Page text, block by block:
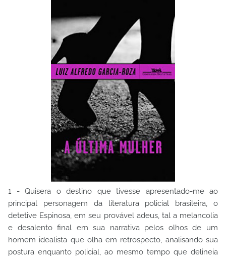
1 - Quisera o destino que tivesse apresentado-me ao
principal personagem da literatura policial brasileira, o
detetive Espinosa, em seu provável adeus, tal a melancolia
e desalento final em sua narrativa pelos olhos de um
homem idealista que olha em retrospecto, analisando sua
postura enquanto policial, ao mesmo tempo que delineia